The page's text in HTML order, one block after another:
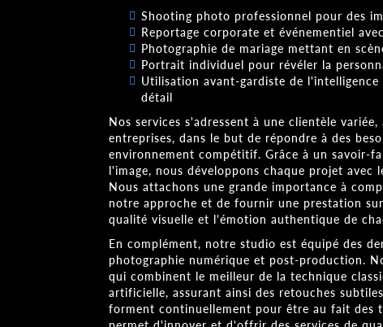
Shooting photo professionnel pour des
Reportage corporate et événementiel
Photographie de mariage mettant en
Portrait individuel pour révéler la
Utilisation avant-gardiste de
détail
Nos services s'adressent à une clientèle
entreprises, dans le but de répondre à des
environnement compétitif. Grâce à un savoir-
l'image, nous développons chaque projet avec
Nous attachons une grande importance à
notre approche et de fournir une prestation
qualité visuelle et l'émotion authentique de
En complément, notre studio est équipé des
photographie numérique et post-production.
qui combinent le meilleur de la technique
artificielle, assurant ainsi des retouches
forment continuellement pour être au fait des